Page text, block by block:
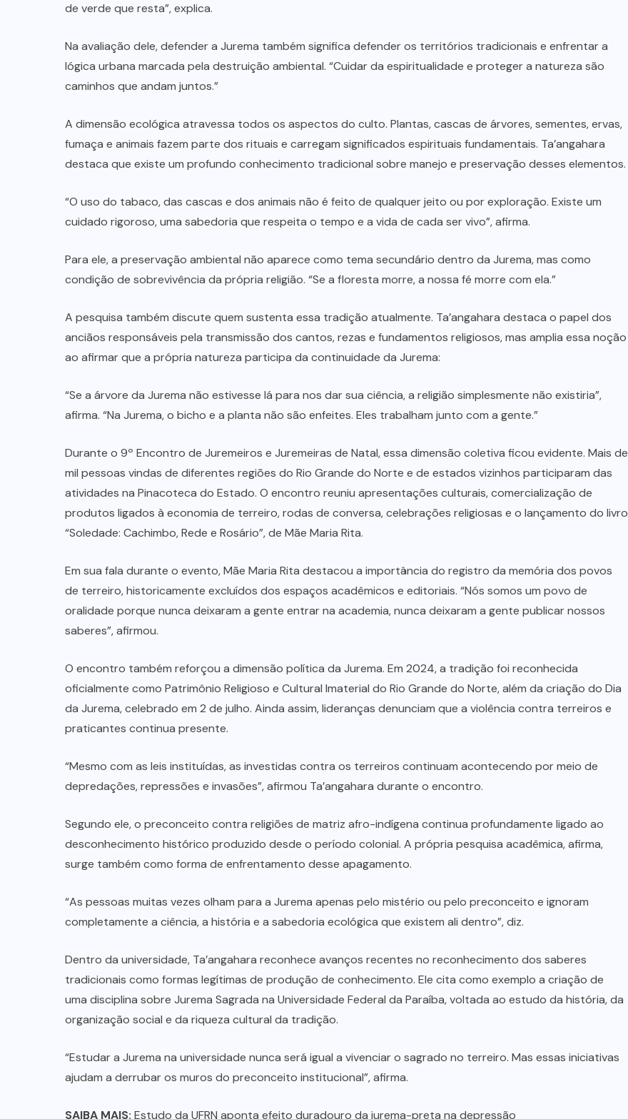
de verde que resta”, explica.
Na avaliação dele, defender a Jurema também significa defender os territórios tradicionais e enfrentar a
lógica urbana marcada pela destruição ambiental. “Cuidar da espiritualidade e proteger a natureza são
caminhos que andam juntos.”
A dimensão ecológica atravessa todos os aspectos do culto. Plantas, cascas de árvores, sementes, ervas,
fumaça e animais fazem parte dos rituais e carregam significados espirituais fundamentais. Ta’angahara
destaca que existe um profundo conhecimento tradicional sobre manejo e preservação desses elementos.
“O uso do tabaco, das cascas e dos animais não é feito de qualquer jeito ou por exploração. Existe um
cuidado rigoroso, uma sabedoria que respeita o tempo e a vida de cada ser vivo”, afirma.
Para ele, a preservação ambiental não aparece como tema secundário dentro da Jurema, mas como
condição de sobrevivência da própria religião. “Se a floresta morre, a nossa fé morre com ela.”
A pesquisa também discute quem sustenta essa tradição atualmente. Ta’angahara destaca o papel dos
anciãos responsáveis pela transmissão dos cantos, rezas e fundamentos religiosos, mas amplia essa noção
ao afirmar que a própria natureza participa da continuidade da Jurema:
“Se a árvore da Jurema não estivesse lá para nos dar sua ciência, a religião simplesmente não existiria”,
afirma. “Na Jurema, o bicho e a planta não são enfeites. Eles trabalham junto com a gente.”
Durante o 9º Encontro de Juremeiros e Juremeiras de Natal, essa dimensão coletiva ficou evidente. Mais de
mil pessoas vindas de diferentes regiões do Rio Grande do Norte e de estados vizinhos participaram das
atividades na Pinacoteca do Estado. O encontro reuniu apresentações culturais, comercialização de
produtos ligados à economia de terreiro, rodas de conversa, celebrações religiosas e o lançamento do livro
“Soledade: Cachimbo, Rede e Rosário”, de Mãe Maria Rita.
Em sua fala durante o evento, Mãe Maria Rita destacou a importância do registro da memória dos povos
de terreiro, historicamente excluídos dos espaços acadêmicos e editoriais. “Nós somos um povo de
oralidade porque nunca deixaram a gente entrar na academia, nunca deixaram a gente publicar nossos
saberes”, afirmou.
O encontro também reforçou a dimensão política da Jurema. Em 2024, a tradição foi reconhecida
oficialmente como Patrimônio Religioso e Cultural Imaterial do Rio Grande do Norte, além da criação do Dia
da Jurema, celebrado em 2 de julho. Ainda assim, lideranças denunciam que a violência contra terreiros e
praticantes continua presente.
“Mesmo com as leis instituídas, as investidas contra os terreiros continuam acontecendo por meio de
depredações, repressões e invasões”, afirmou Ta’angahara durante o encontro.
Segundo ele, o preconceito contra religiões de matriz afro-indígena continua profundamente ligado ao
desconhecimento histórico produzido desde o período colonial. A própria pesquisa acadêmica, afirma,
surge também como forma de enfrentamento desse apagamento.
“As pessoas muitas vezes olham para a Jurema apenas pelo mistério ou pelo preconceito e ignoram
completamente a ciência, a história e a sabedoria ecológica que existem ali dentro”, diz.
Dentro da universidade, Ta’angahara reconhece avanços recentes no reconhecimento dos saberes
tradicionais como formas legítimas de produção de conhecimento. Ele cita como exemplo a criação de
uma disciplina sobre Jurema Sagrada na Universidade Federal da Paraíba, voltada ao estudo da história, da
organização social e da riqueza cultural da tradição.
“Estudar a Jurema na universidade nunca será igual a vivenciar o sagrado no terreiro. Mas essas iniciativas
ajudam a derrubar os muros do preconceito institucional”, afirma.
SAIBA MAIS: Estudo da UFRN aponta efeito duradouro da jurema-preta na depressão